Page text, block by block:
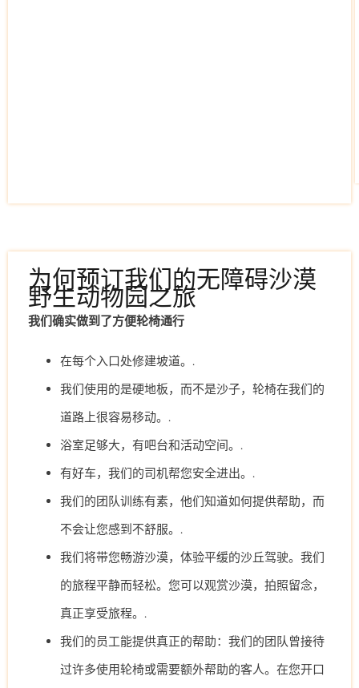
为何预订我们的无障碍沙漠
野生动物园之旅
我们确实做到了方便轮椅通行
在每个入口处修建坡道。.
我们使用的是硬地板，而不是沙子，轮椅在我们的
道路上很容易移动。.
浴室足够大，有吧台和活动空间。.
有好车，我们的司机帮您安全进出。.
我们的团队训练有素，他们知道如何提供帮助，而
不会让您感到不舒服。.
我们将带您畅游沙漠，体验平缓的沙丘驾驶。我们
的旅程平静而轻松。您可以观赏沙漠，拍照留念，
真正享受旅程。.
我们的员工能提供真正的帮助：我们的团队曾接待
过许多使用轮椅或需要额外帮助的客人。在您开口